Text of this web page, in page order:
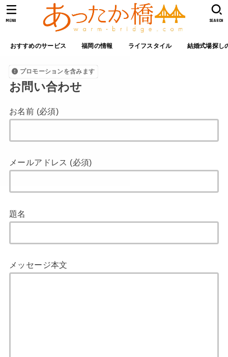
おすすめのサービス 福岡の情報 ライフスタイル 結婚式場探し
SEARCH
MENU
プロモーションを含みます
お問い合わせ
お名前 (必須)
メールアドレス (必須)
題名
メッセージ本文